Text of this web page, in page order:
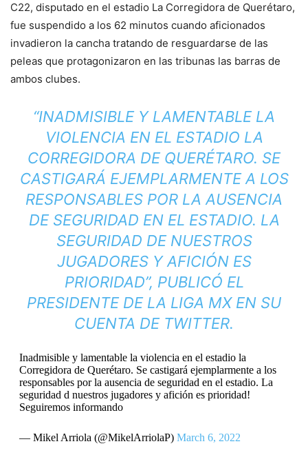
C22, disputado en el estadio La Corregidora de Querétaro,
fue suspendido a los 62 minutos cuando aficionados
invadieron la cancha tratando de resguardarse de las
peleas que protagonizaron en las tribunas las barras de
ambos clubes.
“INADMISIBLE Y LAMENTABLE LA
VIOLENCIA EN EL ESTADIO LA
CORREGIDORA DE QUERÉTARO. SE
CASTIGARÁ EJEMPLARMENTE A LOS
RESPONSABLES POR LA AUSENCIA
DE SEGURIDAD EN EL ESTADIO. LA
SEGURIDAD DE NUESTROS
JUGADORES Y AFICIÓN ES
PRIORIDAD”, PUBLICÓ EL
PRESIDENTE DE LA LIGA MX EN SU
CUENTA DE TWITTER.
Inadmisible y lamentable la violencia en el estadio la
Corregidora de Querétaro. Se castigará ejemplarmente a los
responsables por la ausencia de seguridad en el estadio. La
seguridad d nuestros jugadores y afición es prioridad!
Seguiremos informando
— Mikel Arriola (@MikelArriolaP) March 6, 2022